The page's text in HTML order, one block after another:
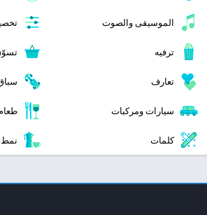
الموسيقى والصوت
ترفيه
تعارف
سيارات ومركبات
كلمات نمط